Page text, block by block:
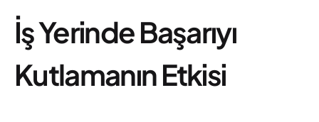
İş Yerinde Başarıyı
Kutlamanın Etkisi